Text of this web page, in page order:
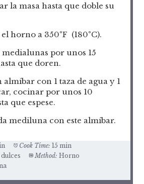
la masa hasta que doble su
horno a 350°F (180°C).
por unos 15
que doren.
con 1 taza de agua y 1
cocinar por unos 10
que espese.
mediluna con este almíbar.
Cook Time: 15 min
Method: Horno